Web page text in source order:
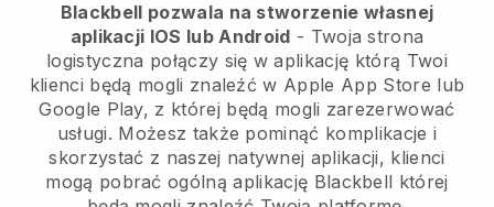
Blackbell pozwala na stworzenie własnej
aplikacji IOS lub Android - Twoja strona
logistyczna połączy się w aplikację którą Twoi
klienci będą mogli znaleźć w Apple App Store lub
Google Play, z której będą mogli zarezerwować
usługi. Możesz także pominąć komplikacje i
skorzystać z naszej natywnej aplikacji, klienci
mogą pobrać ogólną aplikację Blackbell której